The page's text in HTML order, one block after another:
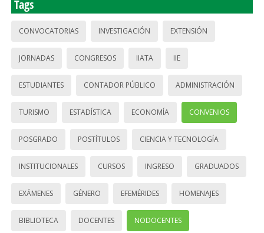
Tags
CONVOCATORIAS INVESTIGACIÓN EXTENSIÓN
JORNADAS CONGRESOS IIATA IIE
ESTUDIANTES CONTADOR PÚBLICO ADMINISTRACIÓN
TURISMO ESTADÍSTICA ECONOMÍA CONVENIOS
POSGRADO POSTÍTULOS CIENCIA Y TECNOLOGÍA
INSTITUCIONALES CURSOS INGRESO GRADUADOS
EXÁMENES GÉNERO EFEMÉRIDES HOMENAJES
BIBLIOTECA DOCENTES NODOCENTES